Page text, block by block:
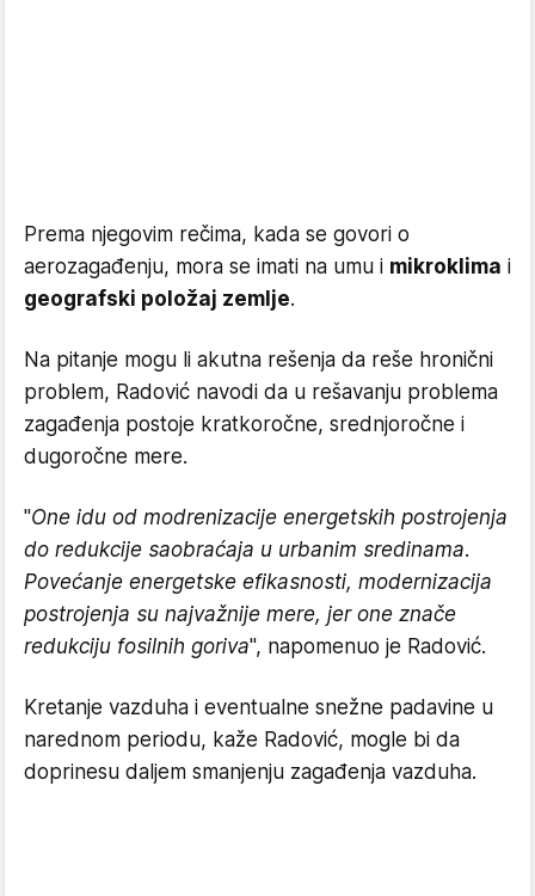
Prema njegovim rečima, kada se govori o
aerozagađenju, mora se imati na umu i mikroklima i
geografski položaj zemlje.
Na pitanje mogu li akutna rešenja da reše hronični
problem, Radović navodi da u rešavanju problema
zagađenja postoje kratkoročne, srednjoročne i
dugoročne mere.
"One idu od modrenizacije energetskih postrojenja
do redukcije saobraćaja u urbanim sredinama.
Povećanje energetske efikasnosti, modernizacija
postrojenja su najvažnije mere, jer one znače
redukciju fosilnih goriva", napomenuo je Radović.
Kretanje vazduha i eventualne snežne padavine u
narednom periodu, kaže Radović, mogle bi da
doprinesu daljem smanjenju zagađenja vazduha.